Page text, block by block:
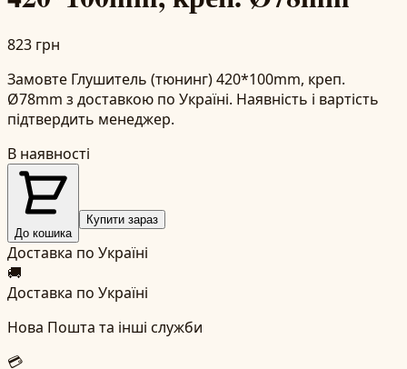
823 грн
Замовте Глушитель (тюнинг) 420*100mm, креп.
Ø78mm з доставкою по Україні. Наявність і вартість
підтвердить менеджер.
В наявності
До кошика
Купити зараз
Доставка по Україні
🚚
Доставка по Україні
Нова Пошта та інші служби
💳